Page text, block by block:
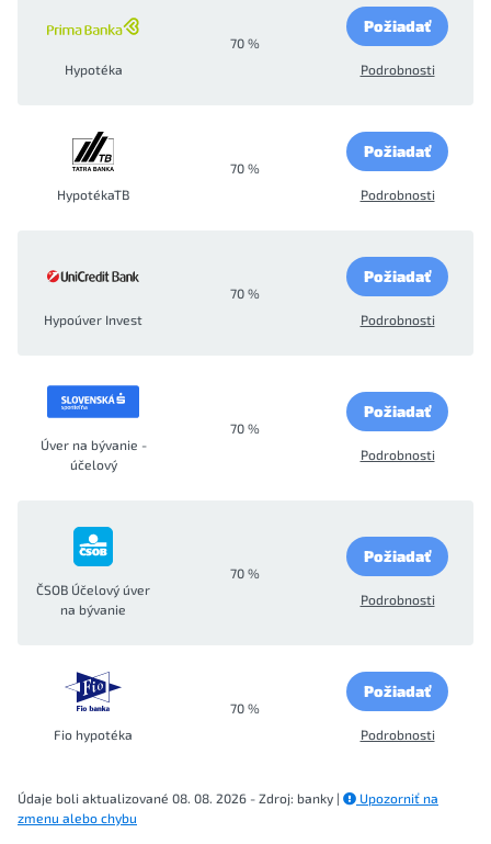
Hypotéka
70 %
Požiadať
Podrobnosti
HypotékaTB
70 %
Požiadať
Podrobnosti
Hypoúver Invest
70 %
Požiadať
Podrobnosti
Úver na bývanie -
účelový
70 %
Požiadať
Podrobnosti
ČSOB Účelový úver
na bývanie
70 %
Požiadať
Podrobnosti
Fio hypotéka
70 %
Požiadať
Podrobnosti
Údaje boli aktualizované 08. 08. 2026 - Zdroj: banky |
Upozorniť na
zmenu alebo chybu